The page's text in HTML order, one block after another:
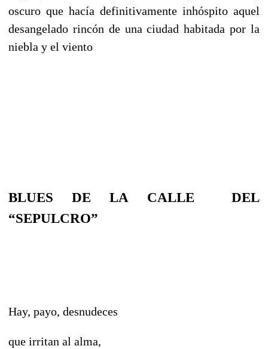
oscuro que hacía definitivamente inhóspito aquel
desangelado rincón de una ciudad habitada por la
niebla y el viento
BLUES DE LA CALLE DEL
“SEPULCRO”
Hay, payo, desnudeces
que irritan al alma,